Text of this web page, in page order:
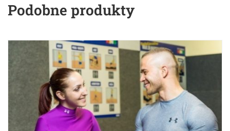
Podobne produkty